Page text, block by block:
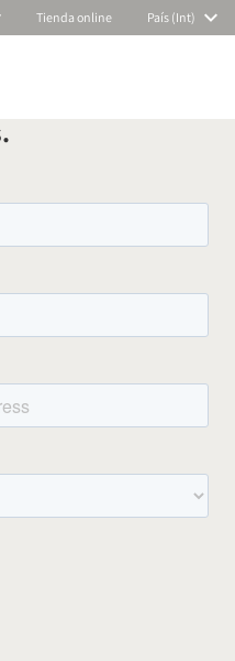
Tienda online País (Int)
día de todas las